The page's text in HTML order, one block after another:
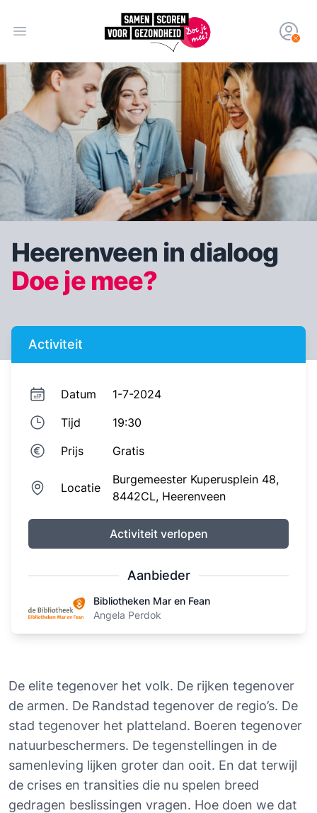
Open hoofdmenu
Heerenveen in dialoog
Doe je mee?
De elite tegenover het volk. De rijken tegenover
de armen. De Randstad tegenover de regio’s. De
stad tegenover het platteland. Boeren tegenover
natuurbeschermers. De tegenstellingen in de
samenleving lijken groter dan ooit. En dat terwijl
de crises en transities die nu spelen breed
gedragen beslissingen vragen. Hoe doen we dat
Activiteit
Datum
1-7-2024
Tijd
19:30
Prijs
Gratis
Locatie
Burgemeester Kuperusplein 48,
8442CL, Heerenveen
Activiteit verlopen
Aanbieder
Bibliotheken Mar en Fean
Bibliotheken Mar en Fean
Angela Perdok